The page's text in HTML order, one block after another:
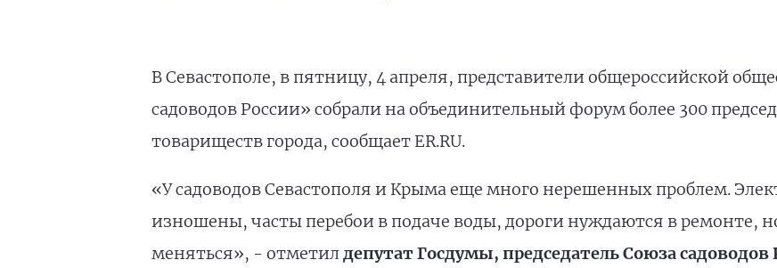
В Севастополе, в пятницу, 4 апреля, представители общероссийской
садоводов России» собрали на объединительный форум более 300
товариществ города, сообщает ER.RU.
«У садоводов Севастополя и Крыма еще много нерешенных проблем.
изношены, часты перебои в подаче воды, дороги нуждаются в ремонте,
меняться», - отметилдепутат Госдумы, председатель Союза садоводов